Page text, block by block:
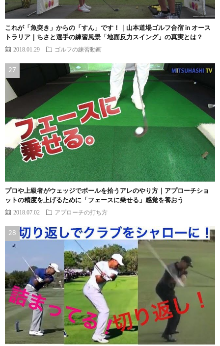
これが「魚突き」からの「すん」です！｜山本道場ゴルフ合宿 in オース
トラリア｜ちさと選手の練習風景「地面反力スイング」の真実とは？
2018.01.29 ゴルフの練習動画
プロや上級者がウェッジでボールを拾うアレのやり方｜アプローチショ
ットの精度を上げるために「フェースに乗せる」感覚を養おう
2018.07.02 アプローチの打ち方